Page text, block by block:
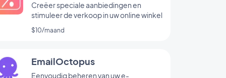
Creëer speciale aanbiedingen en
stimuleer de verkoop in uw online winkel
$10/maand
EmailOctopus
Eenvoudig beheren van uw e-